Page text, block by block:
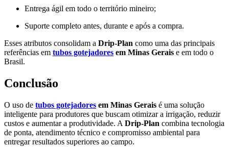
Entrega ágil em todo o território mineiro;
Suporte completo antes, durante e após a compra.
Esses atributos consolidam a Drip-Plan como uma das principais
referências em tubos gotejadores em Minas Gerais e em todo o
Brasil.
Conclusão
O uso de tubos gotejadores em Minas Gerais é uma solução
inteligente para produtores que buscam otimizar a irrigação, reduzir
custos e aumentar a produtividade. A Drip-Plan combina tecnologia
de ponta, atendimento técnico e compromisso ambiental para
entregar resultados superiores ao campo.